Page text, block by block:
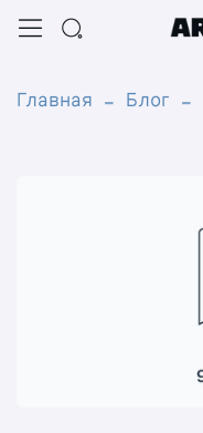
Главная Блог